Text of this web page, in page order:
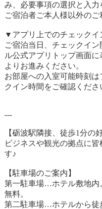
み、必要事項の選択と入力
ご宿泊者ご本人様以外のご
▼アプリ上でのチェックイ
ご宿泊当日、チェックイ
ル公式アプリトップ画面に
よりお進みください。
お部屋への入室可能時刻
クイン時間をご確認くださ
---
【砺波駅隣接、徒歩1分の
ビジネスや観光の拠点に
す♪
【駐車場のご案内】
第一駐車場…ホテル敷地内
無料。
第二駐車場…ホテルから徒